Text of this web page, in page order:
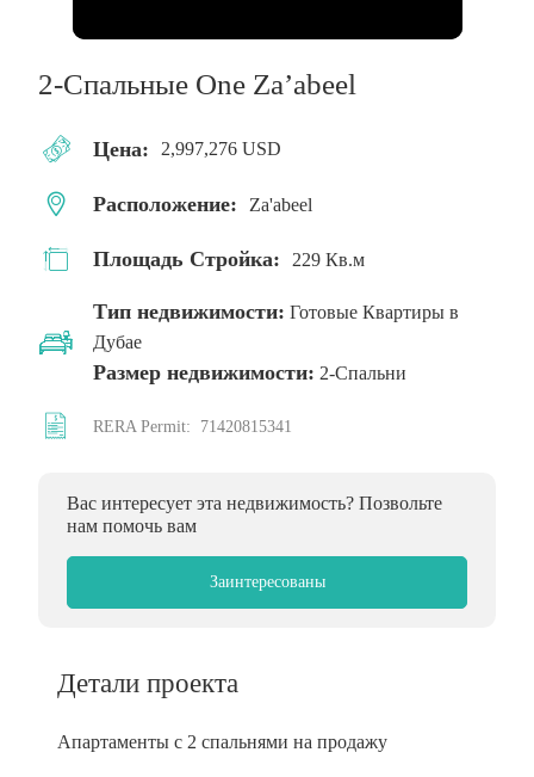
2-Спальные One Za’abeel
Цена: 2,997,276 USD
Расположение: Za'abeel
Площадь Стройка: 229 Кв.м
Тип недвижимости: Готовые Квартиры в
Дубае
Размер недвижимости: 2-Спальни
RERA Permit: 71420815341
Вас интересует эта недвижимость? Позвольте
нам помочь вам
Заинтересованы
Детали проекта
Апартаменты с 2 спальнями на продажу